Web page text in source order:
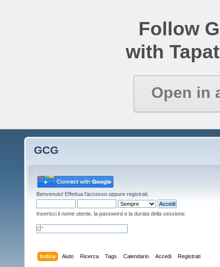
Follow
with
Open in
GCG
Benvenuto! Effettua l'accesso oppure registrati
Inserisci il nome utente, la password e la durata della sessione.
Indice Aiuto Ricerca Tags Calendario Accedi Registrati